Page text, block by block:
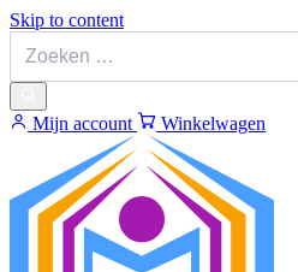
Skip to content
Mijn account Winkelwagen